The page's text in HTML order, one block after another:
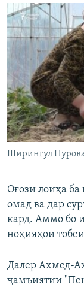
Ширингул
Оғози лоиҳа
омад ва дар
кард. Аммо бо
ноҳияҳои
Далер Ахмед-
ҷамъиятии